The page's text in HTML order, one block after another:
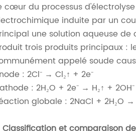
cœur du processus
induite par un
une solution aqueuse de
trois produits principaux :
appelé soude
: 2Cl⁻ → Cl₂↑ + 2e⁻
: 2H₂O + 2e⁻ → H₂↑ + 2OH⁻
globale : 2NaCl + 2H₂O